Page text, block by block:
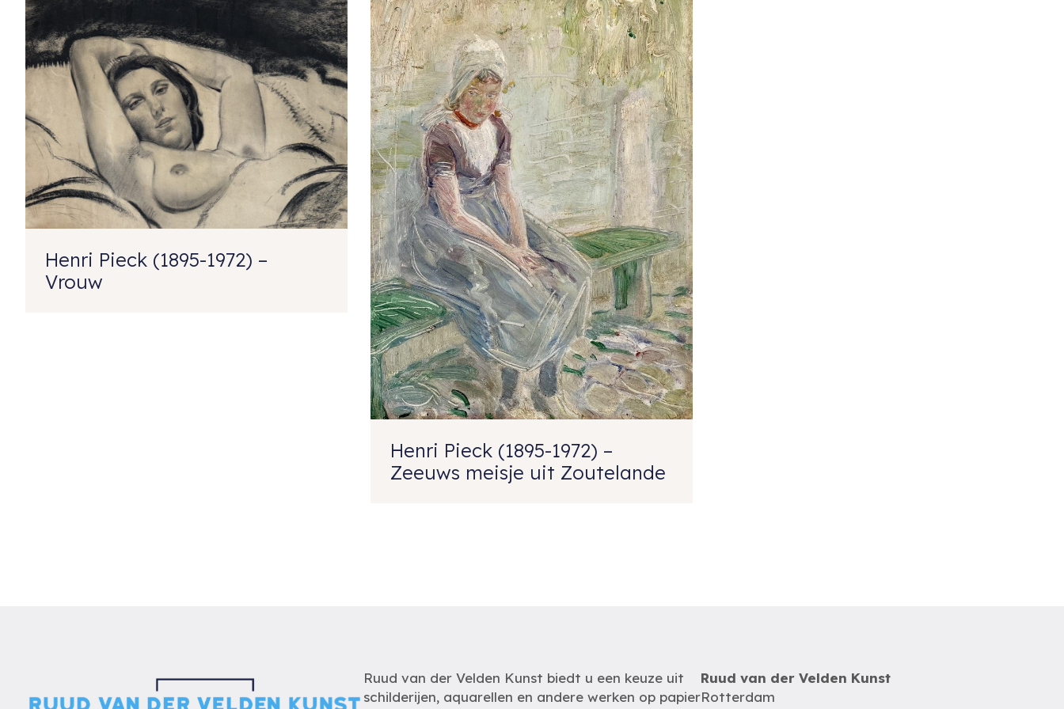
Henri Pieck (1895-1972) –
Vrouw
Henri Pieck (1895-1972) –
Zeeuws meisje uit Zoutelande
Ruud van der Velden Kunst biedt u een keuze uit
schilderijen, aquarellen en andere werken op papier
Ruud van der Velden Kunst
Rotterdam